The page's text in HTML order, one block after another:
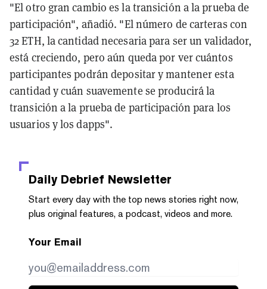
"El otro gran cambio es la transición a la prueba de
participación", añadió. "El número de carteras con
32 ETH, la cantidad necesaria para ser un validador,
está creciendo, pero aún queda por ver cuántos
participantes podrán depositar y mantener esta
cantidad y cuán suavemente se producirá la
transición a la prueba de participación para los
usuarios y los dapps".
Daily Debrief Newsletter
Start every day with the top news stories right now,
plus original features, a podcast, videos and more.
Your Email